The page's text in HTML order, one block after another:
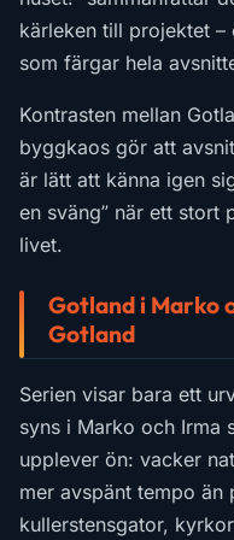
kärleken till projektet
som färgar hela
Kontrasten mellan
byggkaos gör att
är lätt att känna igen
en sväng” när ett stort
livet.
Gotland i Marko
Gotland
Serien visar bara ett
syns i Marko och Irma
upplever ön: vacker
mer avspänt tempo än
kullerstensgator,